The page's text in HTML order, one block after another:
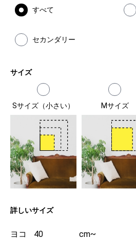
すべて
セカンダリー
サイズ
Sサイズ（小さい） Mサイズ
詳しいサイズ
ヨコ cm~